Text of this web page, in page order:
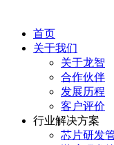
首页
关于我们
关于龙智
合作伙伴
发展历程
客户评价
行业解决方案
芯片研发